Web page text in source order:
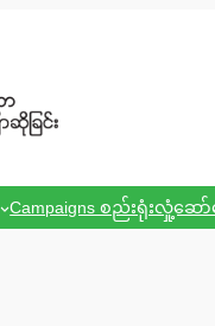
Campaigns စည်းရုံးလှုံ့ဆော်